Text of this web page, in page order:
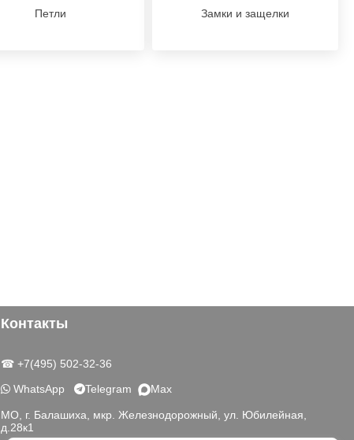
Петли Замки и защелки
Контакты
☎ +7(495) 502-32-36
WhatsApp
Telegram Max
МО, г. Балашиха, мкр. Железнодорожный, ул. Юбилейная,
д.28к1